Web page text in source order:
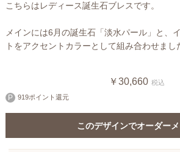
こちらはレディース誕生石ブレスです。
メインには6月の誕生石「淡水パール」と、
トをアクセントカラーとして組み合わせまし
￥30,660 税込
919ポイント還元
このデザインでオーダー